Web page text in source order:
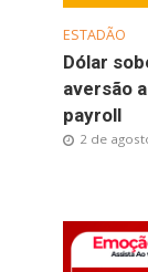
ESTADÃO
Dólar
aversão
payroll
2 de